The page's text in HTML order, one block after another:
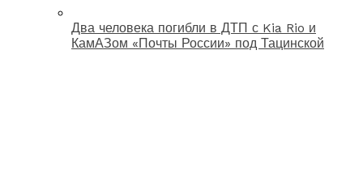
Два человека погибли в ДТП с Kia Rio и
КамАЗом «Почты России» под Тацинской